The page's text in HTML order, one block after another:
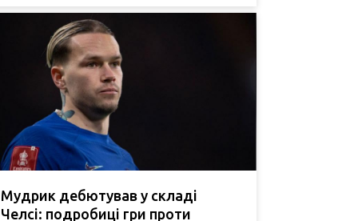
Мудрик дебютував у складі
Челсі: подробиці гри проти